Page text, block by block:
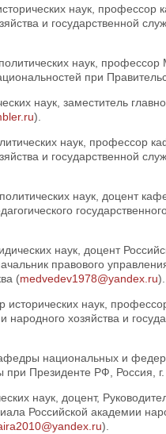
наук,
и государственной
наук, профессор
при
наук, заместитель
).
наук, профессор
и государственной
наук, доцент
наук, доцент
правового
(medvedev1978@yandex.ru).
исторических наук,
хозяйства и
национальных и
при Президенте РФ, Россия,
наук, доцент,
Российской академии
).